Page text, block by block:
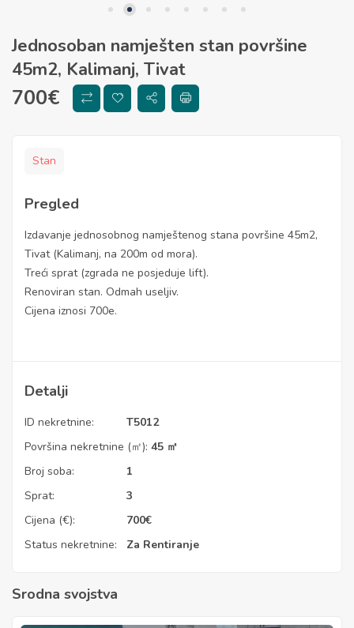
Jednosoban namješten stan površine
45m2, Kalimanj, Tivat
700€
Stan
Pregled
Izdavanje jednosobnog namještenog stana površine 45m2,
Tivat (Kalimanj, na 200m od mora).
Treći sprat (zgrada ne posjeduje lift).
Renoviran stan. Odmah useljiv.
Cijena iznosi 700e.
Detalji
ID nekretnine:
T5012
Površina nekretnine (㎡): 45 ㎡
Broj soba:
1
Sprat:
3
Cijena (€):
700€
Status nekretnine:
Za Rentiranje
Srodna svojstva